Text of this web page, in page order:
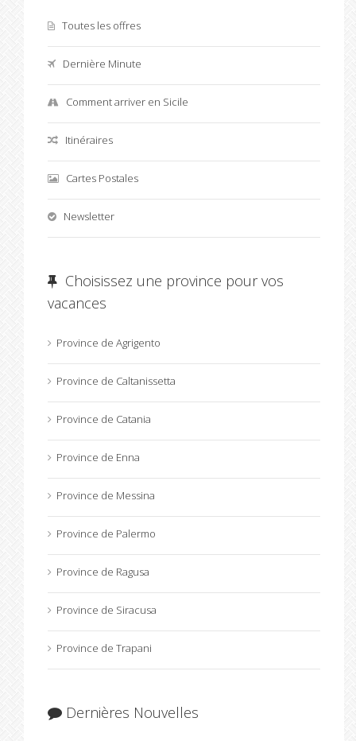
Toutes les offres
Dernière Minute
Comment arriver en Sicile
Itinéraires
Cartes Postales
Newsletter
Choisissez une province pour vos
vacances
Province de Agrigento
Province de Caltanissetta
Province de Catania
Province de Enna
Province de Messina
Province de Palermo
Province de Ragusa
Province de Siracusa
Province de Trapani
Dernières Nouvelles